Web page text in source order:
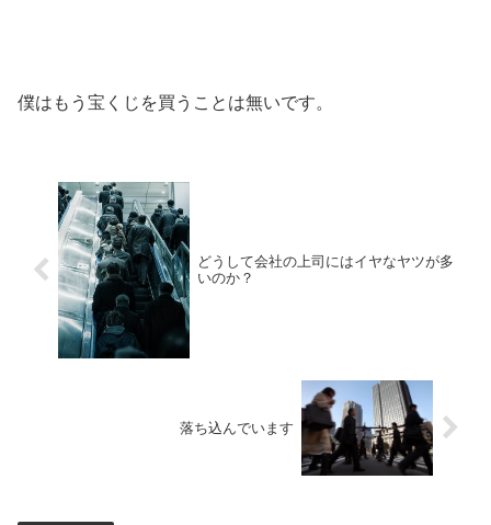
僕はもう宝くじを買うことは無いです。
どうして会社の上司にはイヤなヤツが多
いのか？
落ち込んでいます